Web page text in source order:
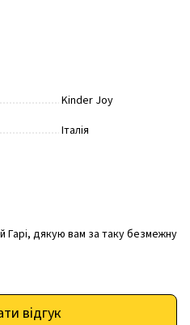
Kinder Joy
Італія
Гарі, дякую вам за таку безмежну
відгук